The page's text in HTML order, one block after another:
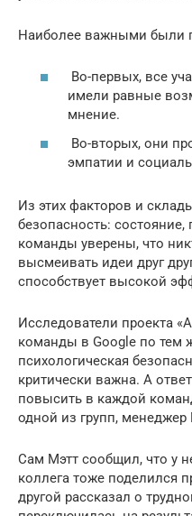
Наиболее важными были
Во-первых, все
имели равные
мнение.
Во-вторых, они
эмпатии и
Из этих факторов и
безопасность:
команды уверены, что
высмеивать идеи друг
способствует высокой
Исследователи проекта
команды в Google по тем
психологическая
критически важна. А
повысить в каждой
одной из групп, менеджер
Сам Мэтт сообщил, что у
коллега тоже поделился
другой рассказал о